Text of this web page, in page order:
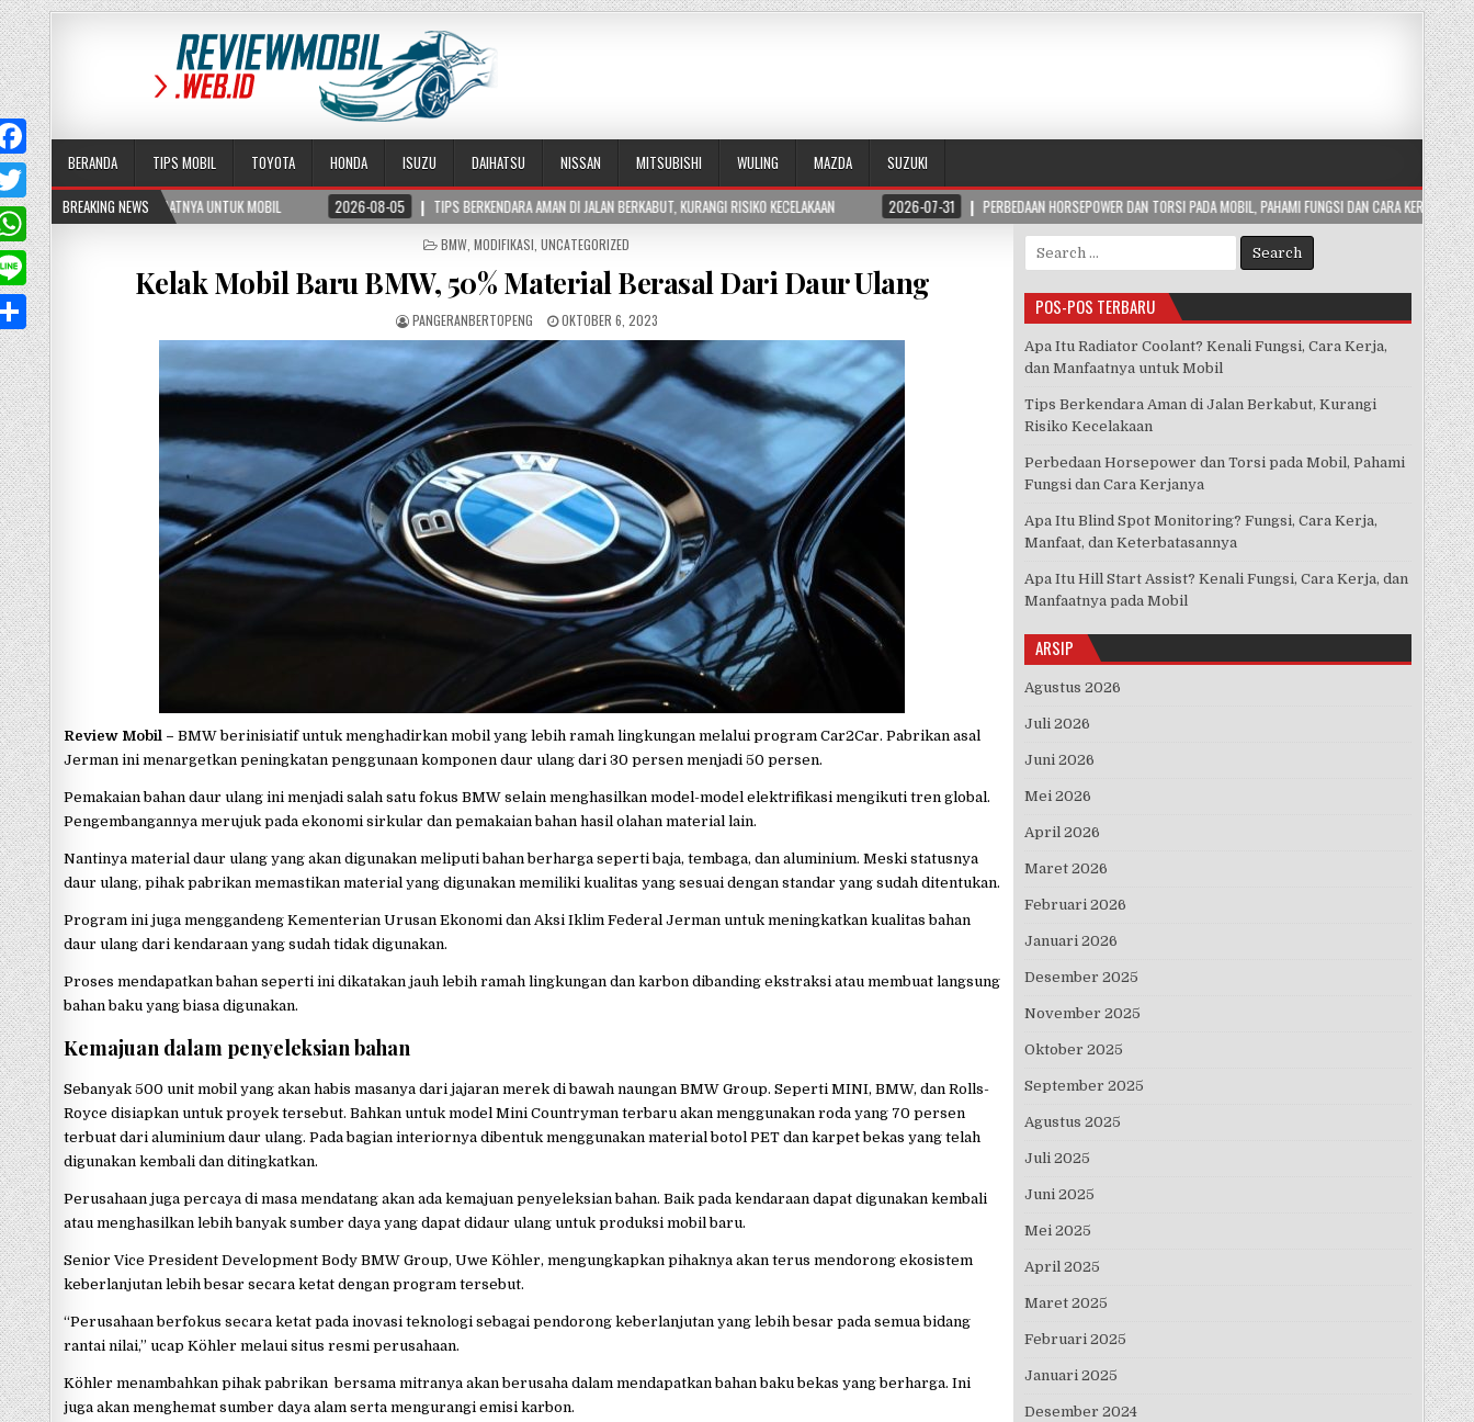
BERANDA TIPS MOBIL TOYOTA HONDA ISUZU DAIHATSU NISSAN MITSUBISHI WULING MAZDA
SUZUKI
BREAKING NEWS
UNTUK MOBIL 2026-08-05 TIPS BERKENDARA AMAN DI JALAN BERKABUT, KURANGI RISIKO KECELAKAAN 2026-07-31 PERBEDAAN HORSEPOWER DAN TORSI PADA MOBIL, PAHAMI FUNGSI DAN CARA KERJANYA 2026-07-29
POSTED
BMW ,MODIFIKASI ,UNCATEGORIZED
Kelak Mobil Baru BMW, 50% Material Berasal Dari Daur Ulang
PANGERANBERTOPENG OKTOBER 6, 2023
Review Mobil – BMW berinisiatif untuk menghadirkan mobil yang lebih ramah lingkungan melalui program Car2Car. Pabrikan asal
Jerman ini menargetkan peningkatan penggunaan komponen daur ulang dari 30 persen menjadi 50 persen.
Pemakaian bahan daur ulang ini menjadi salah satu fokus BMW selain menghasilkan model-model elektrifikasi mengikuti tren global.
Pengembangannya merujuk pada ekonomi sirkular dan pemakaian bahan hasil olahan material lain.
Nantinya material daur ulang yang akan digunakan meliputi bahan berharga seperti baja, tembaga, dan aluminium. Meski statusnya
daur ulang, pihak pabrikan memastikan material yang digunakan memiliki kualitas yang sesuai dengan standar yang sudah ditentukan.
Program ini juga menggandeng Kementerian Urusan Ekonomi dan Aksi Iklim Federal Jerman untuk meningkatkan kualitas bahan
daur ulang dari kendaraan yang sudah tidak digunakan.
Proses mendapatkan bahan seperti ini dikatakan jauh lebih ramah lingkungan dan karbon dibanding ekstraksi atau membuat langsung
bahan baku yang biasa digunakan.
Kemajuan dalam penyeleksian bahan
Sebanyak 500 unit mobil yang akan habis masanya dari jajaran merek di bawah naungan BMW Group. Seperti MINI, BMW, dan Rolls-
Royce disiapkan untuk proyek tersebut. Bahkan untuk model Mini Countryman terbaru akan menggunakan roda yang 70 persen
terbuat dari aluminium daur ulang. Pada bagian interiornya dibentuk menggunakan material botol PET dan karpet bekas yang telah
digunakan kembali dan ditingkatkan.
Perusahaan juga percaya di masa mendatang akan ada kemajuan penyeleksian bahan. Baik pada kendaraan dapat digunakan kembali
atau menghasilkan lebih banyak sumber daya yang dapat didaur ulang untuk produksi mobil baru.
Senior Vice President Development Body BMW Group, Uwe Köhler, mengungkapkan pihaknya akan terus mendorong ekosistem
keberlanjutan lebih besar secara ketat dengan program tersebut.
“Perusahaan berfokus secara ketat pada inovasi teknologi sebagai pendorong keberlanjutan yang lebih besar pada semua bidang
rantai nilai,” ucap Köhler melaui situs resmi perusahaan.
Köhler menambahkan pihak pabrikan bersama mitranya akan berusaha dalam mendapatkan bahan baku bekas yang berharga. Ini
juga akan menghemat sumber daya alam serta mengurangi emisi karbon.
Search
for:
POS-POS TERBARU
Apa Itu Radiator Coolant? Kenali Fungsi, Cara Kerja,
dan Manfaatnya untuk Mobil
Tips Berkendara Aman di Jalan Berkabut, Kurangi
Risiko Kecelakaan
Perbedaan Horsepower dan Torsi pada Mobil, Pahami
Fungsi dan Cara Kerjanya
Apa Itu Blind Spot Monitoring? Fungsi, Cara Kerja,
Manfaat, dan Keterbatasannya
Apa Itu Hill Start Assist? Kenali Fungsi, Cara Kerja, dan
Manfaatnya pada Mobil
ARSIP
Agustus 2026
Juli 2026
Juni 2026
Mei 2026
April 2026
Maret 2026
Februari 2026
Januari 2026
Desember 2025
November 2025
Oktober 2025
September 2025
Agustus 2025
Juli 2025
Juni 2025
Mei 2025
April 2025
Maret 2025
Februari 2025
Januari 2025
Desember 2024